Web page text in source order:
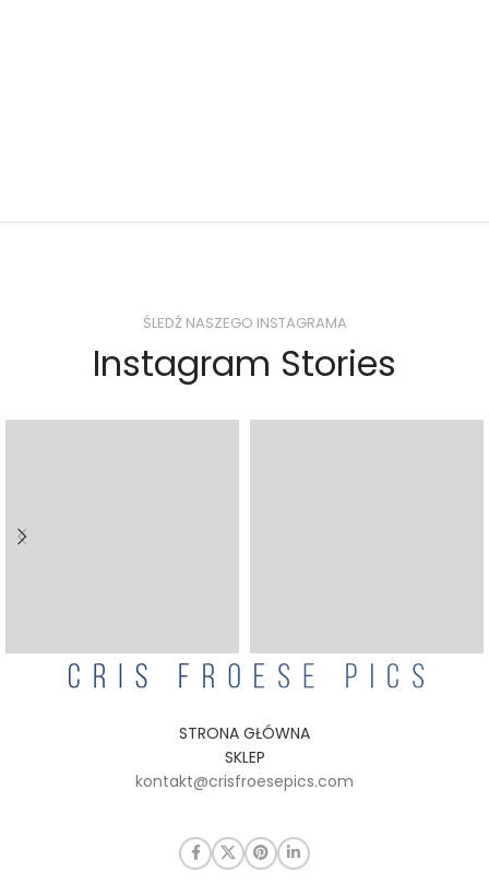
ŚLEDŹ NASZEGO INSTAGRAMA
Instagram Stories
STRONA GŁÓWNA
SKLEP
kontakt@crisfroesepics.com